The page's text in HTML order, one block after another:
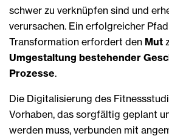
schwer zu verknüpfen sind und
verursachen. Ein erfolgreicher
Transformation erfordert den Mut
Umgestaltung bestehender
Prozesse.
Die Digitalisierung des
Vorhaben, das sorgfältig geplant
werden muss, verbunden mit